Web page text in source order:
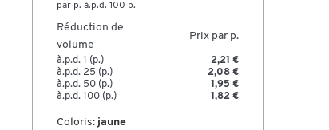
par p. à.p.d. 100 p.
Réduction de
volume
Prix par p.
à.p.d. 1 (p.)
2,21 €
à.p.d. 25 (p.)
2,08 €
à.p.d. 50 (p.)
1,95 €
à.p.d. 100 (p.)
1,82 €
Coloris: jaune